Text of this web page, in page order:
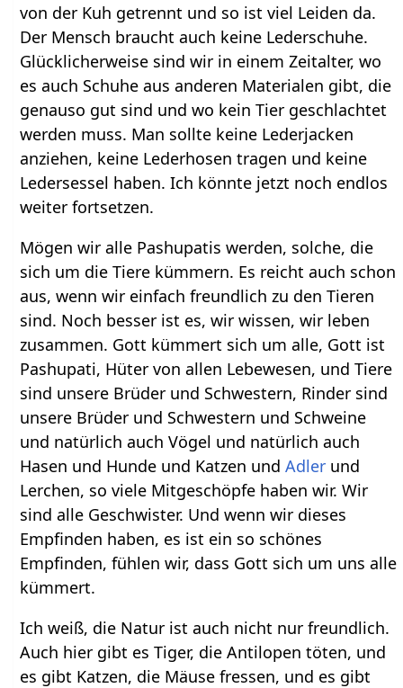
von der Kuh getrennt und so ist viel Leiden da.
Der Mensch braucht auch keine Lederschuhe.
Glücklicherweise sind wir in einem Zeitalter, wo
es auch Schuhe aus anderen Materialen gibt, die
genauso gut sind und wo kein Tier geschlachtet
werden muss. Man sollte keine Lederjacken
anziehen, keine Lederhosen tragen und keine
Ledersessel haben. Ich könnte jetzt noch endlos
weiter fortsetzen.
Mögen wir alle Pashupatis werden, solche, die
sich um die Tiere kümmern. Es reicht auch schon
aus, wenn wir einfach freundlich zu den Tieren
sind. Noch besser ist es, wir wissen, wir leben
zusammen. Gott kümmert sich um alle, Gott ist
Pashupati, Hüter von allen Lebewesen, und Tiere
sind unsere Brüder und Schwestern, Rinder sind
unsere Brüder und Schwestern und Schweine
und natürlich auch Vögel und natürlich auch
Hasen und Hunde und Katzen undAdler und
Lerchen, so viele Mitgeschöpfe haben wir. Wir
sind alle Geschwister. Und wenn wir dieses
Empfinden haben, es ist ein so schönes
Empfinden, fühlen wir, dass Gott sich um uns alle
kümmert.
Ich weiß, die Natur ist auch nicht nur freundlich.
Auch hier gibt es Tiger, die Antilopen töten, und
es gibt Katzen, die Mäuse fressen, und es gibt